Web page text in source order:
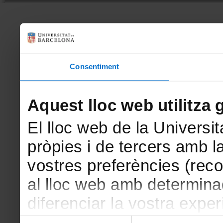
Consentiment
Aquest lloc web utilitza
El lloc web de la
pròpies i de tercers amb
vostres preferències
al lloc web amb
diferenciar la vostra